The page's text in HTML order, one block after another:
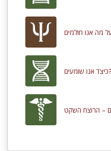
כיצד אנו שומעים?
– הרוצח השקט